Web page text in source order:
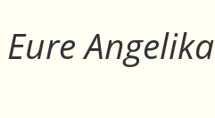
Eure Angelika